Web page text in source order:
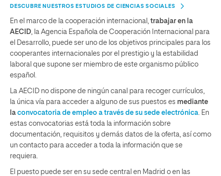
DESCUBRE NUESTROS ESTUDIOS DE CIENCIAS SOCIALES
En el marco de la cooperación internacional, trabajar en la
AECID , la Agencia Española de Cooperación Internacional para
el Desarrollo, puede ser uno de los objetivos principales para los
cooperantes internacionales por el prestigio y la estabilidad
laboral que supone ser miembro de este organismo público
español.
La AECID no dispone de ningún canal para recoger currículos,
la única vía para acceder a alguno de sus puestos es mediante
la convocatoria de empleo a través de su sede electrónica . En
estas convocatorias está toda la información sobre
documentación, requisitos y demás datos de la oferta, así como
un contacto para acceder a toda la información que se
requiera.
El puesto puede ser en su sede central en Madrid o en las